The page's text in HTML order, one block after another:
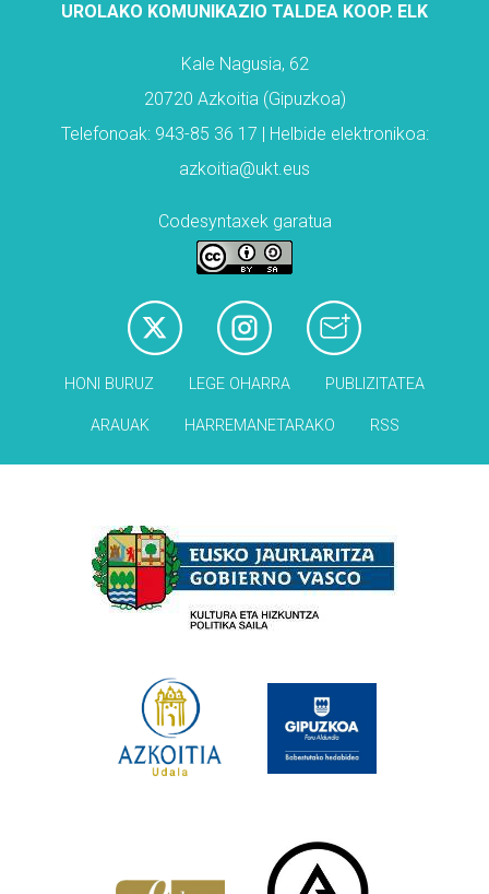
UROLAKO KOMUNIKAZIO TALDEA KOOP. ELK
Kale Nagusia, 62
20720 Azkoitia (Gipuzkoa)
Telefonoak: 943-85 36 17 | Helbide elektronikoa:
azkoitia@ukt.eus
Codesyntaxek garatua
HONI BURUZ LEGE OHARRA PUBLIZITATEA
ARAUAK HARREMANETARAKO RSS